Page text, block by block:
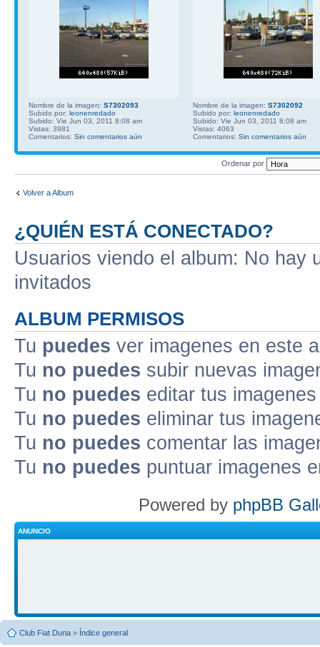
Nombre de la imagen: S7302093
Subido por: leonenredado
Subido: Vie Jun 03, 2011 8:08 am
Vistas: 3981
Comentarios: Sin comentarios aún
Nombre de la imagen: S7302092
Subido por: leonenredado
Subido: Vie Jun 03, 2011 8:08 am
Vistas: 4063
Comentarios: Sin comentarios aún
Ordenar por
Volver a Album
¿QUIÉN ESTÁ CONECTADO?
Usuarios viendo el album: No hay
invitados
ALBUM PERMISOS
Tu puedes ver imagenes en este
Tu no puedes subir nuevas
Tu no puedes editar tus
Tu no puedes eliminar tus
Tu no puedes comentar las
Tu no puedes puntuar imagenes
Powered by phpBB
ANUNCIO
Club Fiat Duna » Índice general